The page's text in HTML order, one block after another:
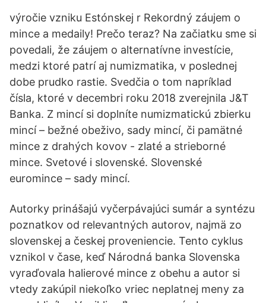
výročie vzniku Estónskej r Rekordný záujem o
mince a medaily! Prečo teraz? Na začiatku sme si
povedali, že záujem o alternatívne investície,
medzi ktoré patrí aj numizmatika, v poslednej
dobe prudko rastie. Svedčia o tom napríklad
čísla, ktoré v decembri roku 2018 zverejnila J&T
Banka. Z mincí si doplníte numizmatickú zbierku
mincí – bežné obeživo, sady mincí, či pamätné
mince z drahých kovov - zlaté a strieborné
mince. Svetové i slovenské. Slovenské
euromince – sady mincí.
Autorky prinášajú vyčerpávajúci sumár a syntézu
poznatkov od relevantných autorov, najmä zo
slovenskej a českej proveniencie. Tento cyklus
vznikol v čase, keď Národná banka Slovenska
vyraďovala halierové mince z obehu a autor si
vtedy zakúpil niekoľko vriec neplatnej meny za